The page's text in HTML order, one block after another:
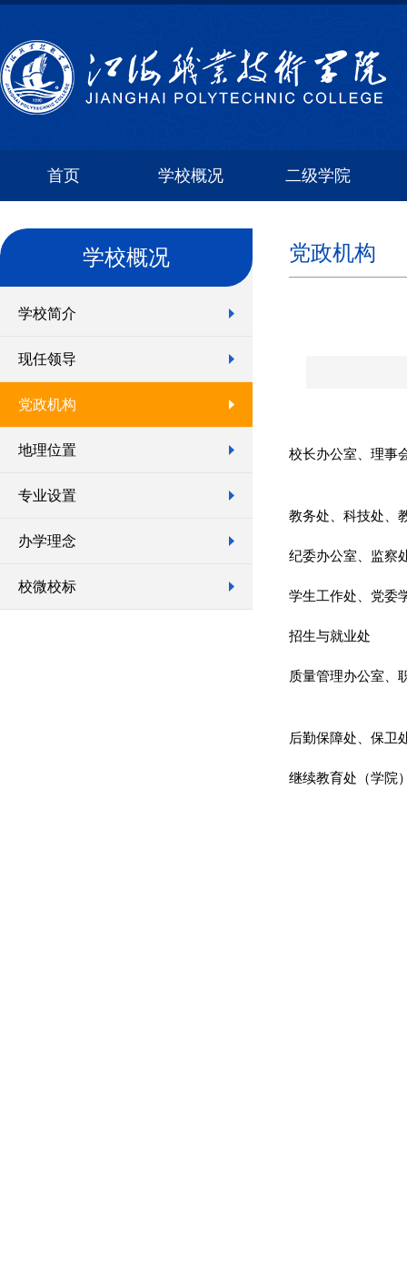
首页 学校概况 二级学院
学校概况
学校简介
现任领导
党政机构
地理位置
专业设置
办学理念
校微校标
党政机构
校长办公室、理事
教务处、科技处、
纪委办公室、监察
学生工作处、党委
招生与就业处
质量管理办公室、
后勤保障处、保卫
继续教育处（学院